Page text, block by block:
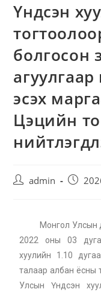
Үндсэн
болгосон
эсэх
Цэцийн
admin
Монгол Улсын
2022 оны 03
хуулийн 1.10
талаар албан ёсны
Улсын Үндсэн